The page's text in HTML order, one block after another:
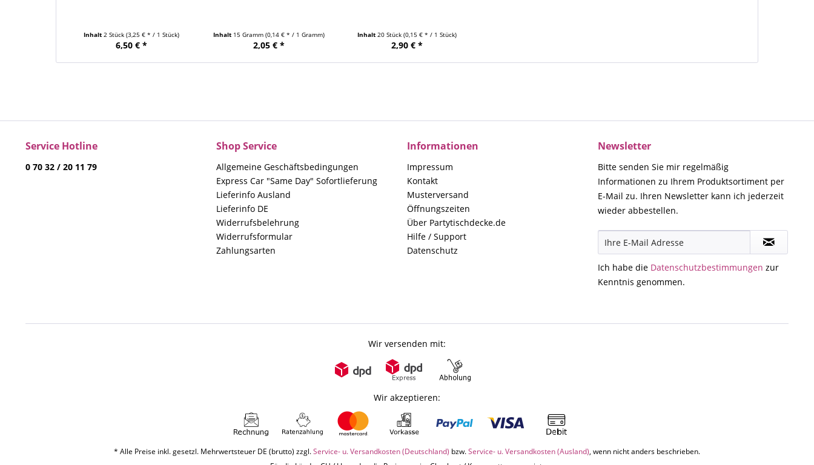
Inhalt 2 Stück (3,25 € * / 1 Stück)
6,50 € *
Inhalt 15 Gramm(0,14 € * / 1 Gramm)
2,05 € *
Inhalt 20 Stück (0,15 € * / 1 Stück)
2,90 € *
Service Hotline
0 70 32 / 20 11 79
Shop Service
Allgemeine Geschäftsbedingungen
Express Car "Same Day" Sofortlieferung
Lieferinfo Ausland
Lieferinfo DE
Widerrufsbelehrung
Widerrufsformular
Zahlungsarten
Informationen
Impressum
Kontakt
Musterversand
Öffnungszeiten
Über Partytischdecke.de
Hilfe / Support
Datenschutz
Newsletter
Bitte senden Sie mir regelmäßig
Informationen zu Ihrem Produktsortiment per
E-Mail zu. Ihren Newsletter kann ich jederzeit
wieder abbestellen.
Ich habe die Datenschutzbestimmungen zur
Kenntnis genommen.
Wir versenden mit:
Wir akzeptieren:
* Alle Preise inkl. gesetzl. Mehrwertsteuer DE (brutto) zzgl.Service- u. Versandkosten (Deutschland) bzw.Service- u. Versandkosten (Ausland), wenn nicht anders beschrieben.